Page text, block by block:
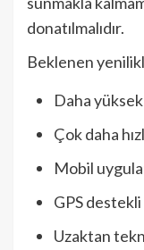
donatılmalıdır.
Beklenen
Daha
Çok daha
Mobil
GPS
Uzaktan